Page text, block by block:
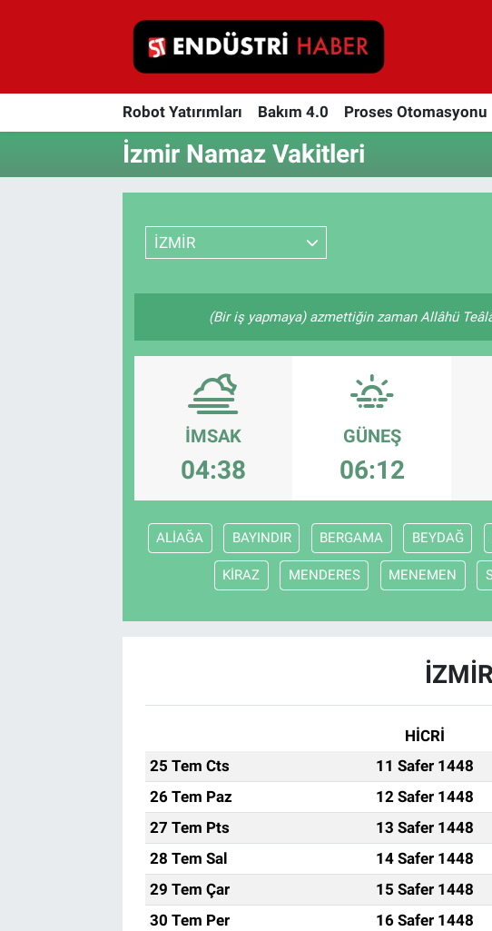
Robot Yatırımları Bakım 4.0 Proses Otomasyonu
İzmir Namaz Vakitleri
İZMİR
(Bir iş yapmaya) azmettiğin zaman Allâhü
İMSAK
04:38
GÜNEŞ
06:12
ALİAĞA BAYINDIR BERGAMA BEYDAĞ
KİRAZ MENDERES MENEMEN
HİCRİ
25 Tem Cts
11 Safer 1448
26 Tem Paz
12 Safer 1448
27 Tem Pts
13 Safer 1448
28 Tem Sal
14 Safer 1448
29 Tem Çar
15 Safer 1448
30 Tem Per
16 Safer 1448
Robot Yatırımları
Proses Otomasyonu
Endüstri 4.0 Uygulamaları